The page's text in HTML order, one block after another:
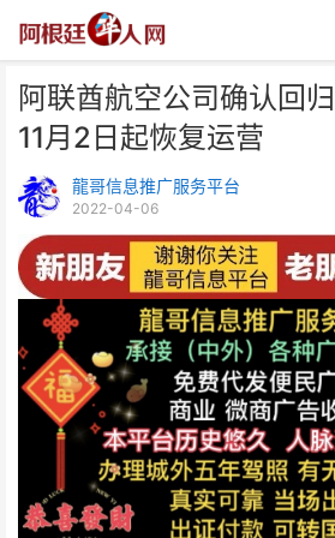
阿联酋航空公司确认回
11月2日起恢复运营
龍哥信息推广服务平台
2022-04-06
阿联酋航空公司确认回归阿根
将从11月2日起恢复运